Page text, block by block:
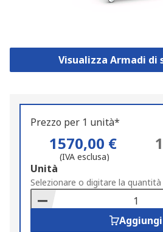
Visualizza Armadi di
Prezzo per 1 unità*
1570,00 €
(IVA esclusa)
Add
to
Basket
Unità
Selezionare o digitare la quantità
Aggiungi